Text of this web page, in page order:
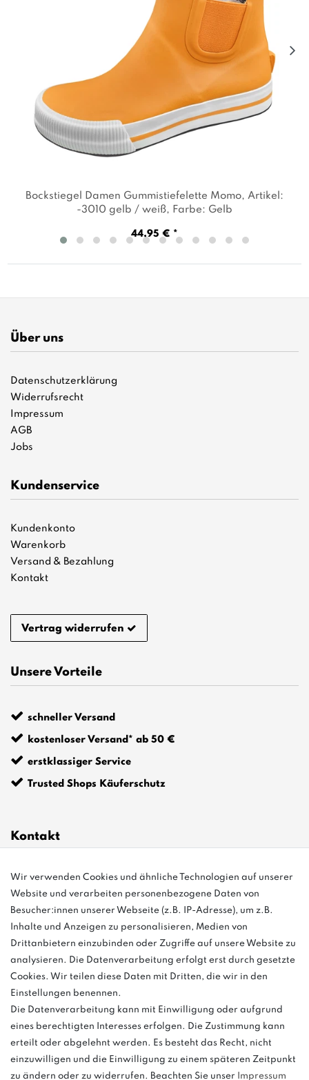
Bockstiegel Damen Gummistiefelette Momo, Artikel:
-3010 gelb / weiß, Farbe: Gelb
44,95 € *
Über uns
Datenschutzerklärung
Widerrufsrecht
Impressum
AGB
Jobs
Kundenservice
Kundenkonto
Warenkorb
Versand & Bezahlung
Kontakt
Vertrag widerrufen
Unsere Vorteile
schneller Versand
kostenloser Versand* ab 50 €
erstklassiger Service
Trusted Shops Käuferschutz
Kontakt
info@bonvenon.de
03763 4048350
Montag - Freitag, 08:00 - 16:00
Anrufe aus dem dt. Festnetz zum Ortstarif, Preise aus dem Mobilfunknetz
ggf. abweichend (abhängig vom Provider).
und
weitere.
Wir verwenden Cookies und ähnliche Technologien auf unserer
Website und verarbeiten personenbezogene Daten von
Besucher:innen unserer Webseite (z.B. IP-Adresse), um z.B.
Inhalte und Anzeigen zu personalisieren, Medien von
Drittanbietern einzubinden oder Zugriffe auf unsere Website zu
analysieren. Die Datenverarbeitung erfolgt erst durch gesetzte
Cookies. Wir teilen diese Daten mit Dritten, die wir in den
Einstellungen benennen.
Die Datenverarbeitung kann mit Einwilligung oder aufgrund
eines berechtigten Interesses erfolgen. Die Zustimmung kann
erteilt oder abgelehnt werden. Es besteht das Recht, nicht
einzuwilligen und die Einwilligung zu einem späteren Zeitpunkt
zu ändern oder zu widerrufen. Beachten Sie unser
Impressum